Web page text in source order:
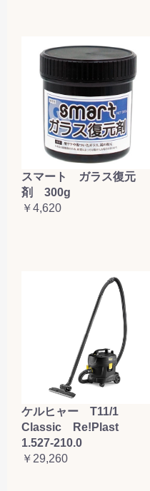
スマート ガラス復元
剤 300g
￥4,620
ケルヒャー T11/1
Classic Re!Plast
1.527-210.0
￥29,260